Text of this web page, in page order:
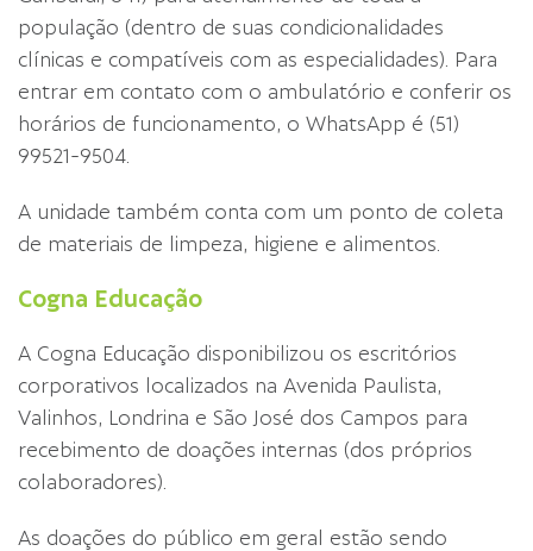
população (dentro de suas condicionalidades
clínicas e compatíveis com as especialidades). Para
entrar em contato com o ambulatório e conferir os
horários de funcionamento, o WhatsApp é (51)
99521-9504.
A unidade também conta com um ponto de coleta
de materiais de limpeza, higiene e alimentos.
Cogna Educação
A Cogna Educação disponibilizou os escritórios
corporativos localizados na Avenida Paulista,
Valinhos, Londrina e São José dos Campos para
recebimento de doações internas (dos próprios
colaboradores).
As doações do público em geral estão sendo